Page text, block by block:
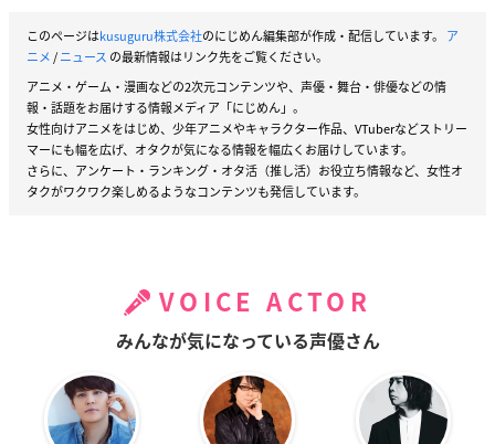
このページはkusuguru株式会社のにじめん編集部が作成・配信しています。 ア
ニメ/ニュース の最新情報はリンク先をご覧ください。
アニメ・ゲーム・漫画などの2次元コンテンツや、声優・舞台・俳優などの情
報・話題をお届けする情報メディア「にじめん」。
女性向けアニメをはじめ、少年アニメやキャラクター作品、VTuberなどストリー
マーにも幅を広げ、オタクが気になる情報を幅広くお届けしています。
さらに、アンケート・ランキング・オタ活（推し活）お役立ち情報など、女性オ
タクがワクワク楽しめるようなコンテンツも発信しています。
VOICE ACTOR
みんなが気になっている声優さん